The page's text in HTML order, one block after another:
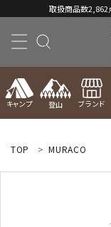
取扱商品数2,862
キャンプ 登山 ブランド
ようこそ ゲスト 様
TOP MURACO